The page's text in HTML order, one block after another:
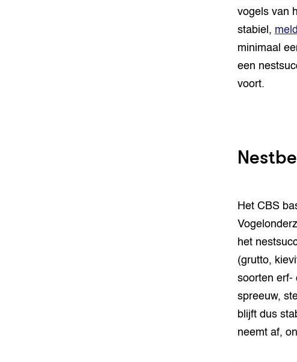
vogels van
stabiel,
minimaal
een
voort.
Het CBS
het
(grutto,
soorten erf-
spreeuw,
blijft dus
neemt af,